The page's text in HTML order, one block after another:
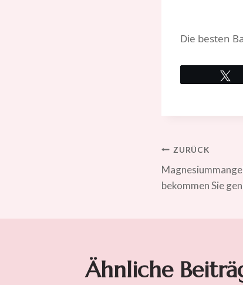
Die besten
ZURÜCK
bekommen Sie
Ähnliche